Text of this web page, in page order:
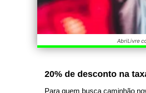
AbriLivre
20% de desconto na
Para quem busca caminhão